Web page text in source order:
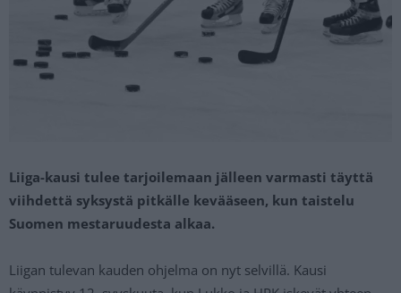
Liiga-kausi tulee tarjoilemaan jälleen varmasti täyttä
viihdettä syksystä pitkälle kevääseen, kun taistelu
Suomen mestaruudesta alkaa.
Liigan tulevan kauden ohjelma on nyt selvillä. Kausi